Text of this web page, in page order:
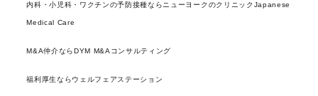
内科・小児科・ワクチンの予防接種ならニューヨークのクリニックJapanese
Medical Care
M&A仲介ならDYM M&Aコンサルティング
福利厚生ならウェルフェアステーション